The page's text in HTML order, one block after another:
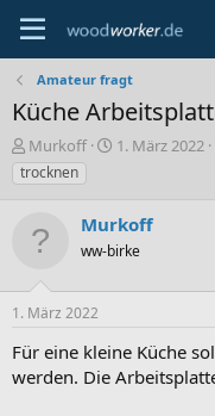
Amateur fragt
Küche
E
r
s
e
e
r
Murkoff
E
e
l
t
1. März 2022
trocknen
Murkoff
ww-birke
1. März 2022
Für eine kleine Küche
werden. Die